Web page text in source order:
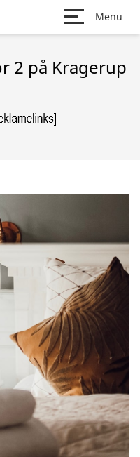
Menu
2 på Kragerup